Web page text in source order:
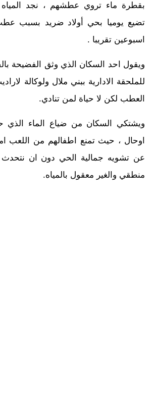
بقطرة ماء تروي عطشهم ، نجد
تضيع يوميا بحي أولاد ضريد بسبب
اسبوعين تقريبا .
ويقول احد السكان الذي وثق الفضيحة
للملحقة الادارية ببني ملال ولوكالة
العطب لكن لا حياة لمن تنادي.
ويشتكي السكان من ضياع الماء الذي
اوحال ، حيث تمنع اطفالهم من اللعب
عن تشويه جمالية الحي دون ان نتحدث
منطقي والغير معقول بالمياه.